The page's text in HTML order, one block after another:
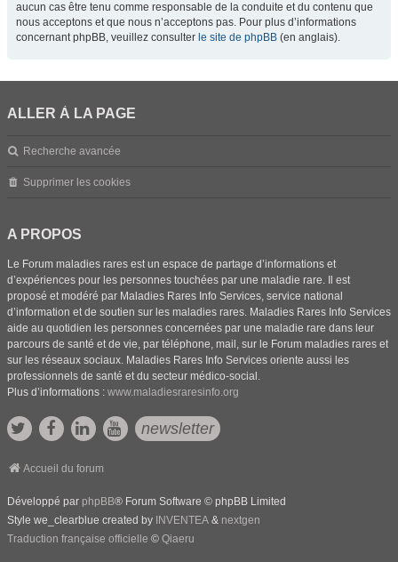
aucun cas être tenu comme responsable de la conduite et du contenu que
nous acceptons et que nous n’acceptons pas. Pour plus d’informations
concernant phpBB, veuillez consulter le site de phpBB (en anglais).
ALLER À LA PAGE
Recherche avancée
Supprimer les cookies
A PROPOS
Le Forum maladies rares est un espace de partage d’informations et
d’expériences pour les personnes touchées par une maladie rare. Il est
proposé et modéré par Maladies Rares Info Services, service national
d’information et de soutien sur les maladies rares. Maladies Rares Info Services
aide au quotidien les personnes concernées par une maladie rare dans leur
parcours de santé et de vie, par téléphone, mail, sur le Forum maladies rares et
sur les réseaux sociaux. Maladies Rares Info Services oriente aussi les
professionnels de santé et du secteur médico-social.
Plus d’informations : www.maladiesraresinfo.org
newsletter
Accueil du forum
Développé par phpBB® Forum Software © phpBB Limited
Style we_clearblue created by INVENTEA & nextgen
Traduction française officielle © Qiaeru